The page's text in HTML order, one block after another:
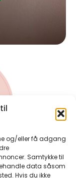
og/eller få adgang
Samtykke til
data såsom
Hvis du ikke